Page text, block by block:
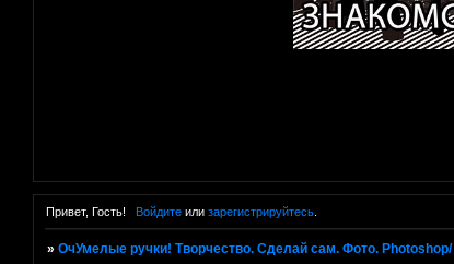
Привет, Гость! Войдитеили зарегистрируйтесь.
»ОчУмелые ручки! Творчество. Сделай сам. Фото. Photoshop/